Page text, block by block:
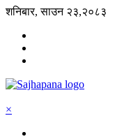
शनिबार, साउन २३,२०८३
×